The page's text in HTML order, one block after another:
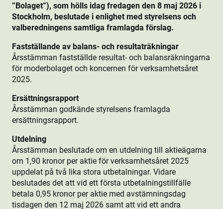
”Bolaget”), som hölls idag fredagen den 8 maj 2026 i
Stockholm, beslutade i enlighet med styrelsens och
valberedningens samtliga framlagda förslag.
Fastställande av balans- och resultaträkningar
Årsstämman fastställde resultat- och balansräkningarna
för moderbolaget och koncernen för verksamhetsåret
2025.
Ersättningsrapport
Årsstämman godkände styrelsens framlagda
ersättningsrapport.
Utdelning
Årsstämman beslutade om en utdelning till aktie­ägarna
om 1,90 kronor per aktie­ för verksamhetsåret 2025
uppdelat på två lika stora utbetalningar. Vidare
beslutades det att vid ett första utbetalningstillfälle
betala 0,95 kronor per aktie­ med avstämningsdag
tisdagen den 12 maj 2026 samt att vid ett andra